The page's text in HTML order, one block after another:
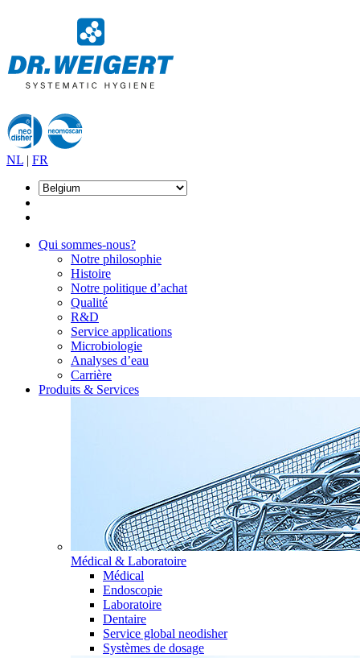
NL | FR
Qui sommes-nous?
Notre philosophie
Histoire
Notre politique d’achat
Qualité
R&D
Service applications
Microbiologie
Analyses d’eau
Carrière
Produits & Services
Médical & Laboratoire
Médical
Endoscopie
Laboratoire
Dentaire
Service global neodisher
Systèmes de dosage